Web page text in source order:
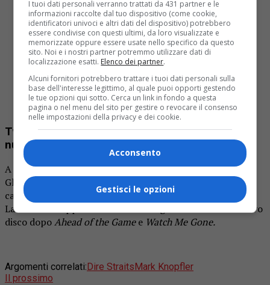
Black Tie Jobs
Tunnel 13
Janine
Watch Me Gone
Sweeter Than The Rain
Before My Train Comes
This One’s Not Going To End Well
One Deep River
Two Pairs Of Hands il terzo singolo estratto dal
nuovo album
A pochissimi giorni dall’uscita del lavoro, il chitarrista di
Glasgow ha inoltre pubblicato
canzone registrata neiBritish Grove Studios di Londra
La canzone rappresenta il terzo singolo estratto dal nuovo
disco dopoAhead of the Gamee Watch Me Gone.
Argomenti correlati: Dire Straits Mark Knopfler
Il prossimo
I tuoi dati personali verranno trattati da 431 partner e le
informazioni raccolte dal tuo dispositivo (come cookie,
identificatori univoci e altri dati del dispositivo) potrebbero
essere condivise con questi ultimi, da loro visualizzate e
memorizzate oppure essere usate nello specifico da questo
sito. Noi e i nostri partner potremmo utilizzare dati di
localizzazione esatti. Elenco dei partner.
Alcuni fornitori potrebbero trattare i tuoi dati personali sulla
base dell'interesse legittimo, al quale puoi opporti gestendo
le tue opzioni qui sotto. Cerca un link in fondo a questa
pagina o nel menu del sito per gestire o revocare il consenso
nelle impostazioni della privacy e dei cookie.
Acconsento
Gestisci le opzioni